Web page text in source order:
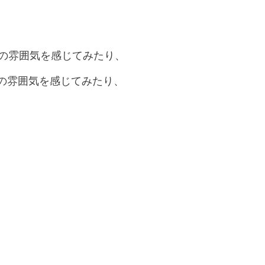
雰囲気を感じてみたり、
囲気を感じてみたり、